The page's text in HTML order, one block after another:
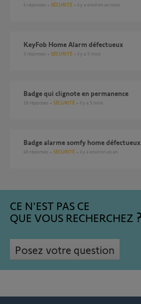
4 réponses SÉCURITÉ il y a environ un mois
KeyFob Home Alarm défectueux
3 réponses SÉCURITÉ il y a 5 mois
Badge qui clignote en permanence
16 réponses SÉCURITÉ il y a 5 mois
Badge alarme somfy home défectueux
46 réponses SÉCURITÉ il y a environ un an
CE N'EST PAS CE
QUE VOUS RECHERCHEZ
Posez votre question